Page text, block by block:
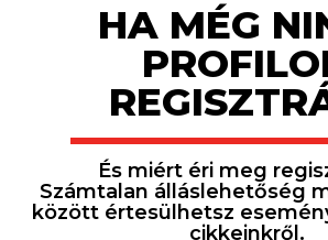
HA MÉG
És miért éri meg
Számtalan álláslehetőség
között értesülhetsz
cikkeinkről.